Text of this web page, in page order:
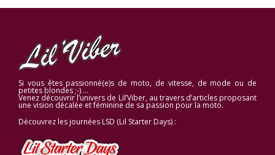
Si vous êtes passionné(e)s de moto, de vitesse, de mode ou de
petites blondes ;-) …
Venez découvrir l’univers de Lil’Viber, au travers d’articles proposant
une vision décalée et féminine de sa passion pour la moto.
Découvrez les journées LSD (Lil Starter Days) :